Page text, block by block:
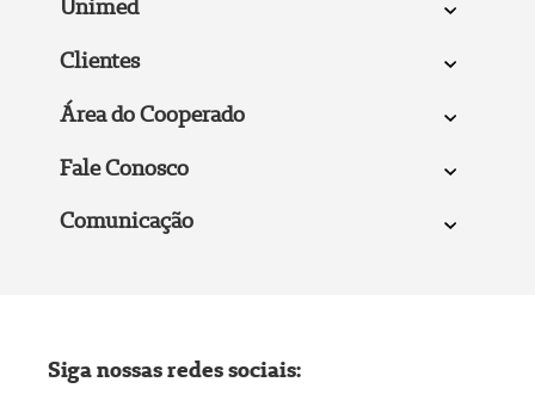
Unimed
Clientes
Área do Cooperado
Fale Conosco
Comunicação
Siga nossas redes sociais: